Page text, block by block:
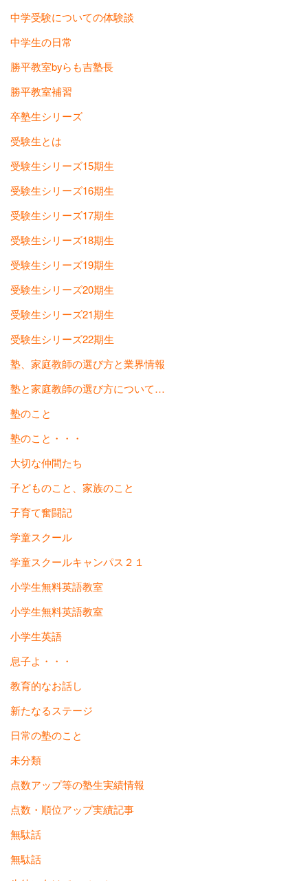
中学受験についての体験談
中学生の日常
勝平教室byらも吉塾長
勝平教室補習
卒塾生シリーズ
受験生とは
受験生シリーズ15期生
受験生シリーズ16期生
受験生シリーズ17期生
受験生シリーズ18期生
受験生シリーズ19期生
受験生シリーズ20期生
受験生シリーズ21期生
受験生シリーズ22期生
塾、家庭教師の選び方と業界情報
塾と家庭教師の選び方について…
塾のこと
塾のこと・・・
大切な仲間たち
子どものこと、家族のこと
子育て奮闘記
学童スクール
学童スクールキャンパス２１
小学生無料英語教室
小学生無料英語教室
小学生英語
息子よ・・・
教育的なお話し
新たなるステージ
日常の塾のこと
未分類
点数アップ等の塾生実績情報
点数・順位アップ実績記事
無駄話
無駄話